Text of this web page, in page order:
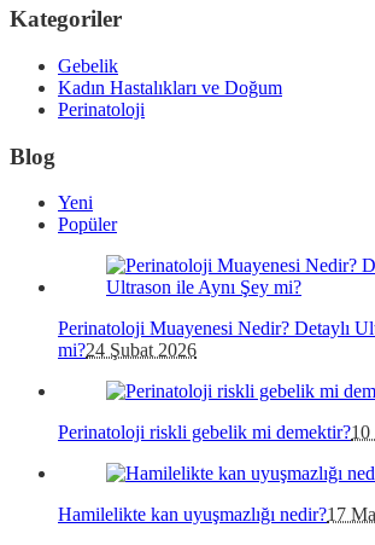
Kategoriler
Gebelik
Kadın Hastalıkları ve Doğum
Perinatoloji
Blog
Yeni
Popüler
Perinatoloji Muayenesi Nedir? Detaylı
mi?24 Şubat 2026
Perinatoloji riskli gebelik mi demektir?10
Hamilelikte kan uyuşmazlığı nedir?17